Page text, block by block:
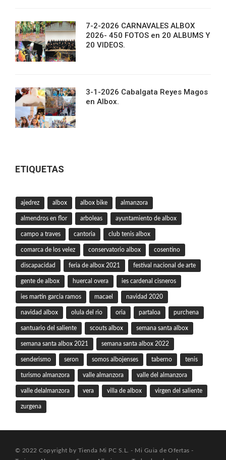
7-2-2026 CARNAVALES ALBOX
2026- 450 FOTOS en 20 ALBUMS Y
20 VIDEOS.
3-1-2026 Cabalgata Reyes Magos
en Albox.
ETIQUETAS
ajedrez albox albox bike almanzora
almendros en flor arboleas ayuntamiento de albox
campo a traves cantoria club tenis albox
comarca de los velez conservatorio albox cosentino
discapacidad feria de albox 2021 festival nacional de arte
gente de albox huercal overa ies cardenal cisneros
ies martin garcia ramos macael navidad 2020
navidad albox olula del rio oria partaloa purchena
santuario del saliente scouts albox semana santa albox
semana santa albox 2021 semana santa albox 2022
senderismo seron somos albojenses taberno tenis
turismo almanzora valle almanzora valle del almanzora
valle delalmanzora vera villa de albox virgen del saliente
zurgena
© 2022 Copyright by Tienda Mi PC S.L. - Mi Guia de Ofertas -